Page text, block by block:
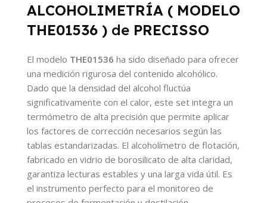
ALCOHOLIMETRÍA ( MODELO
THE01536 ) de PRECISSO
El modelo THE01536 ha sido diseñado para ofrecer
una medición rigurosa del contenido alcohólico.
Dado que la densidad del alcohol fluctúa
significativamente con el calor, este set integra un
termómetro de alta precisión que permite aplicar
los factores de corrección necesarios según las
tablas estandarizadas. El alcoholímetro de flotación,
fabricado en vidrio de borosilicato de alta claridad,
garantiza lecturas estables y una larga vida útil. Es
el instrumento perfecto para el monitoreo de